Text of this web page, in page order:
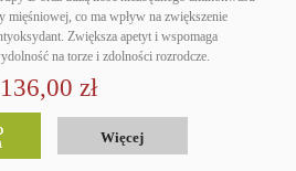
co ma wpływ na zwiększenie
Zwiększa apetyt i wspomaga
na torze i zdolności rozrodcze.
136,00 zł
Więcej